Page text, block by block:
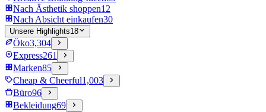
Nach Ästhetik shoppen12
Nach Absicht einkaufen30
Unsere Highlights18
Öko3,304
Express261
Marken85
Cheap & Cheerful1,003
Büro96
Bekleidung69